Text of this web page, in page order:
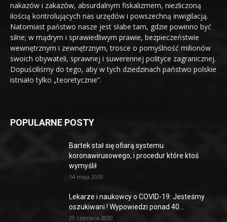
nakazów i zakazów, absurdalnym fiskalizmem, niezliczoną
ilością kontrolujących nas urzędów i powszechną inwigilacją.
Natomiast państwo nasze jest słabe tam, gdzie powinno być
silne; w mądrym i sprawiedliwym prawie, bezpieczeństwie
wewnętrznym i zewnętrznym, trosce o pomyślność milionów
swoich obywateli, sprawnej i suwerennej polityce zagranicznej.
Dopuściliśmy do tego, aby w tych dziedzinach państwo polskie
istniało tylko „teoretycznie”.
POPULARNE POSTY
Bartek stał się ofiarą systemu
koronawirusowego, i procedur które ktoś
wymyślił
14 maja 2020
Lekarze i naukowcy o COVID-19: Jesteśmy
oszukiwani ! Wypowiedzi ponad 40...
20 czerwca 2020